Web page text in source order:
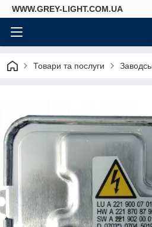
WWW.GREY-LIGHT.COM.UA
Товари та послуги